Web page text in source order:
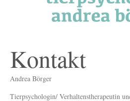
Kontakt
Andrea Börger
Tierpsychologin/ Verhaltenstherapeutin